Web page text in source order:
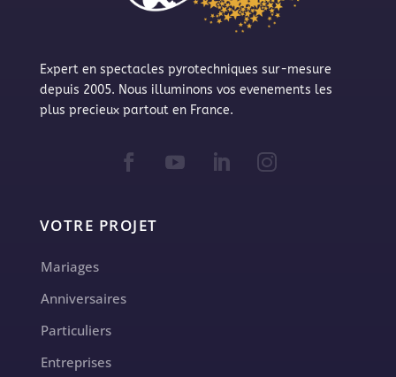
Expert en spectacles pyrotechniques sur-mesure
depuis 2005. Nous illuminons vos evenements les
plus precieux partout en France.
VOTRE PROJET
Mariages
Anniversaires
Particuliers
Entreprises